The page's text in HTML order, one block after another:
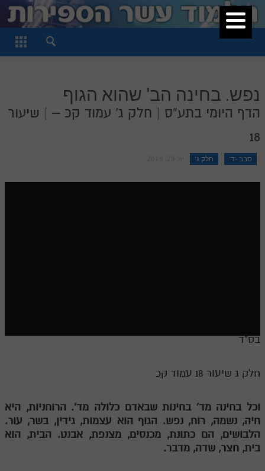
סגור
חלק ב
חלק ג
חלק ד
חלק ה
חלק ו
חלק יג
חלק טו
בית שער הכוונות
שידור חי
נפש. בחינה הב' שהוא הגוף
הדף היומי בתע"ס | חלק ג' עמוד קכ – | שיעור
18
סבב -ד' חלק ג'
בס"ד
חלק ג שיעור 18 עמוד קכ
וכל בחינה מד' בחינות שבאדם כלולה מד'. הרוחניות, היא
חיה, נשמה, רוח, נפש. הגוף הוא עצמות, גידין, בשר, עור.
הלבושים, הם כתונת, מכנסים, מצנפת, אבנט. הבית, הוא
בית, חצר, שדה, מדבר.